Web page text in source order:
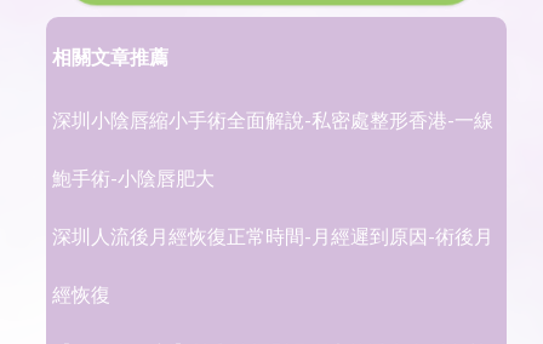
相關文章推薦
深圳小陰唇縮小手術全面解說-私密處整形香港-一線
鮑手術-小陰唇肥大
深圳人流後月經恢復正常時間-月經遲到原因-術後月
經恢復